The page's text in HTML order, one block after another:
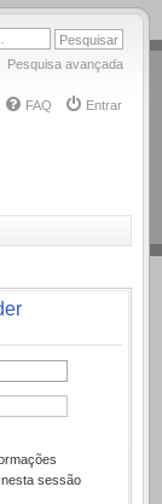
Pesquisa avançada
FAQ Entrar
sessão